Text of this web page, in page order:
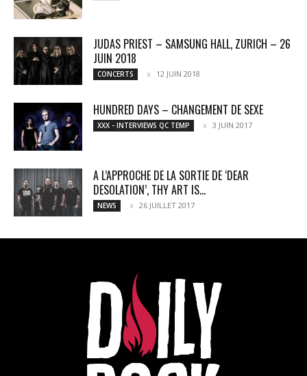
JUDAS PRIEST – SAMSUNG HALL, ZURICH – 26
JUIN 2018
CONCERTS 12 JUIN 2018
HUNDRED DAYS – CHANGEMENT DE SEXE
XXX - INTERVIEWS QC TEMP 3 JUIN 2017
A L’APPROCHE DE LA SORTIE DE ‘DEAR
DESOLATION’, THY ART IS...
NEWS 26 JUILLET 2017